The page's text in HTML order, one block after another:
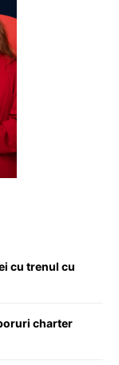
cu trenul cu
charter